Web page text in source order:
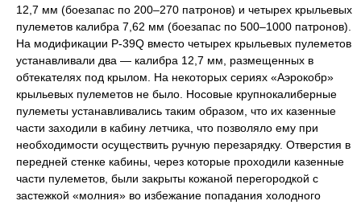
12,7 мм (боезапас по 200–270 патронов) и четырех крыльевых
пулеметов калибра 7,62 мм (боезапас по 500–1000 патронов).
На модификации Р-39Q вместо четырех крыльевых пулеметов
устанавливали два — калибра 12,7 мм, размещенных в
обтекателях под крылом. На некоторых сериях «Аэрокобр»
крыльевых пулеметов не было. Носовые крупнокалиберные
пулеметы устанавливались таким образом, что их казенные
части заходили в кабину летчика, что позволяло ему при
необходимости осуществить ручную перезарядку. Отверстия в
передней стенке кабины, через которые проходили казенные
части пулеметов, были закрыты кожаной перегородкой с
застежкой «молния» во избежание попадания холодного